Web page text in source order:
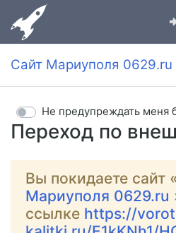
Сайт Мариуполя 0629.ru
Переход по
Не предупреждать меня
Вы покидаете сайт
Мариуполя 0629.ru
ссылке https://